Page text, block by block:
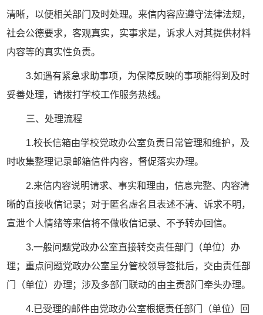
清晰，以便相关部门及时处理。来信内容应遵守法律法规，
社会公德要求，客观真实，实事求是，诉求人对其提供材料
内容等的真实性负责。
3.如遇有紧急求助事项，为保障反映的事项能得到及时
妥善处理，请拨打学校工作服务热线。
三、处理流程
1.校长信箱由学校党政办公室负责日常管理和维护，及
时收集整理记录邮箱信件内容，督促落实办理。
2.来信内容说明请求、事实和理由，信息完整、内容清
晰的直接收信记录；对于匿名虚名且表述不清、诉求不明，
宣泄个人情绪等来信将不做收信记录、不予转办回信。
3.一般问题党政办公室直接转交责任部门（单位）办
理；重点问题党政办公室呈分管校领导签批后，交由责任部
门（单位）办理；涉及多部门联动的由主责部门牵头办理。
4.已受理的邮件由党政办公室根据责任部门（单位）回